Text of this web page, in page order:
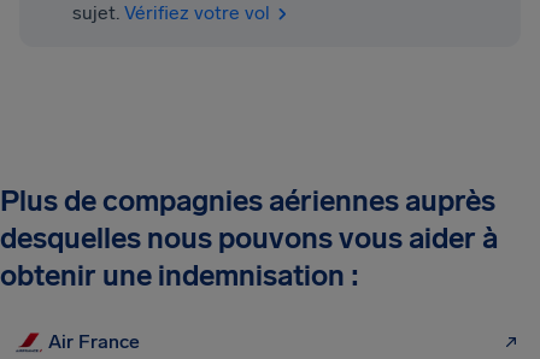
sujet. Vérifiez votre vol
Plus de compagnies aériennes auprès
desquelles nous pouvons vous aider à
obtenir une indemnisation :
Air France